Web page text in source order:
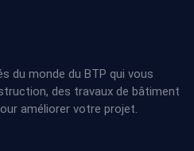
du monde du BTP qui vous
des travaux de bâtiment
améliorer votre projet.